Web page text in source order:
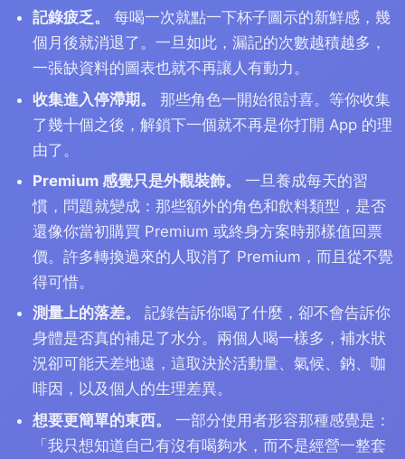
記錄疲乏。
每喝一次就點一下杯子圖示的新鮮感，幾
個月後就消退了。一旦如此，漏記的次數越積越多，
一張缺資料的圖表也就不再讓人有動力。
收集進入停滯期。
那些角色一開始很討喜。等你收集
了幾十個之後，解鎖下一個就不再是你打開 App 的理
由了。
Premium 感覺只是外觀裝飾。
一旦養成每天的習
慣，問題就變成：那些額外的角色和飲料類型，是否
還像你當初購買 Premium 或終身方案時那樣值回票
價。許多轉換過來的人取消了 Premium，而且從不覺
得可惜。
測量上的落差。
記錄告訴你喝了什麼，卻不會告訴你
身體是否真的補足了水分。兩個人喝一樣多，補水狀
況卻可能天差地遠，這取決於活動量、氣候、鈉、咖
啡因，以及個人的生理差異。
想要更簡單的東西。
一部分使用者形容那種感覺是：
「我只想知道自己有沒有喝夠水，而不是經營一整套